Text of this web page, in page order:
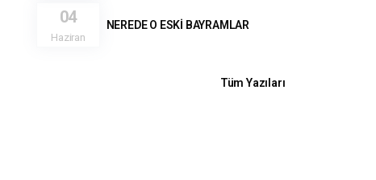
04
Haziran
NEREDE O ESKİ BAYRAMLAR
Tüm Yazıları